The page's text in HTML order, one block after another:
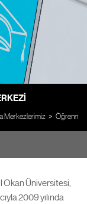
Merkezlerimiz Öğrenme
Okan Üniversitesi,
2009 yılında